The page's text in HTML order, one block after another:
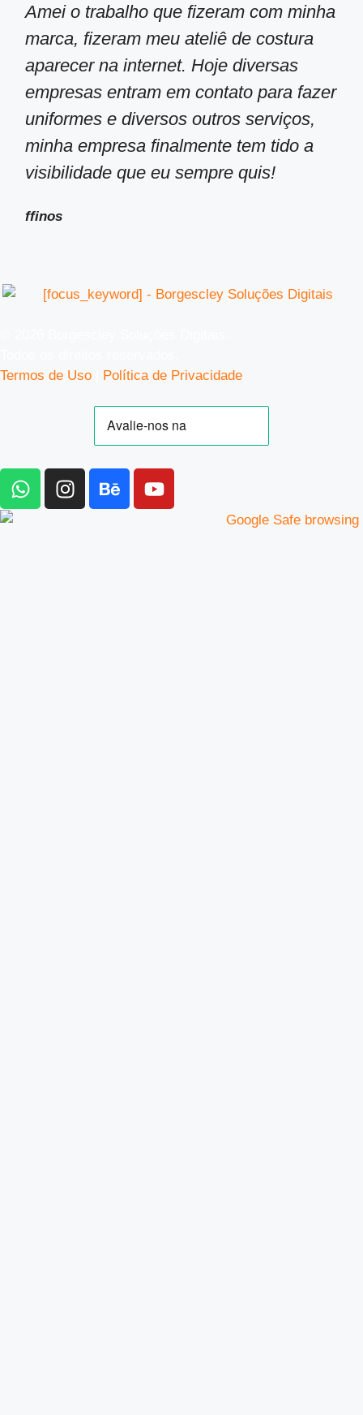
Amei o trabalho que fizeram com minha
marca, fizeram meu ateliê de costura
aparecer na internet. Hoje diversas
empresas entram em contato para fazer
uniformes e diversos outros serviços,
minha empresa finalmente tem tido a
visibilidade que eu sempre quis!
ffinos
Termos de Uso
Política de Privacidade